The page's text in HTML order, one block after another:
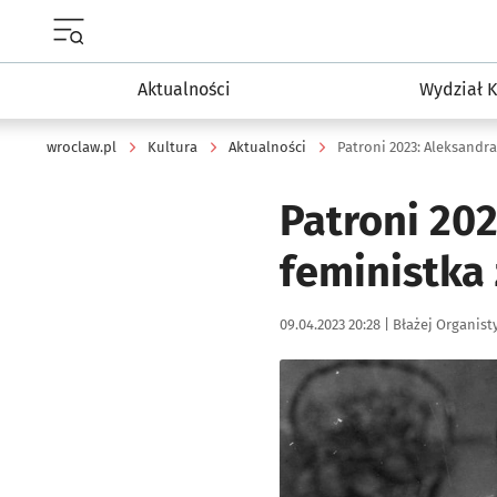
Aktualności Wydział
wroclaw.pl Kultura Aktualności
Patroni
feministka
Data publikacji:
09.04.2023 20:28 | Autor:
Błażej
Kliknij, aby zobaczyć galerię